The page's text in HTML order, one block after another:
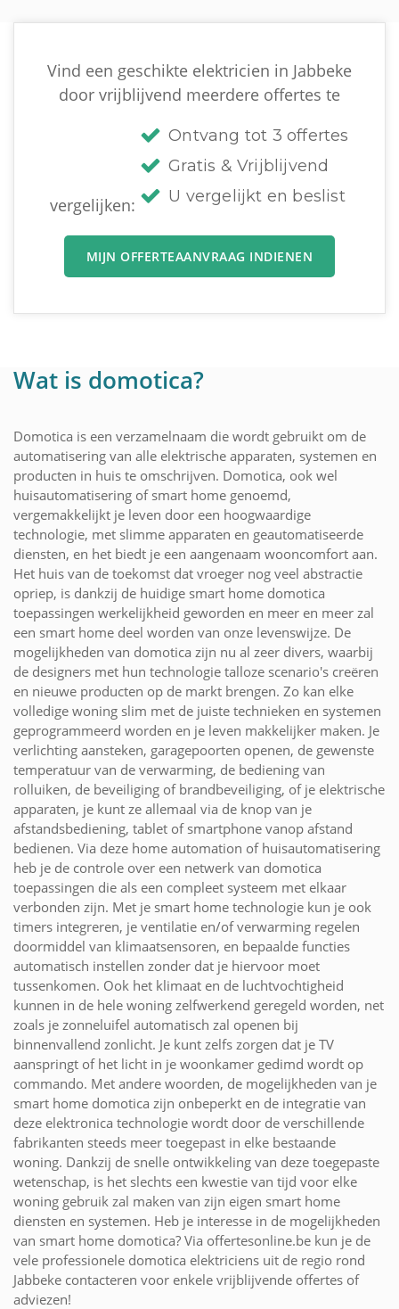
Vind een geschikte elektricien in Jabbeke
door vrijblijvend meerdere offertes te
vergelijken:
Ontvang tot 3 offertes
Gratis & Vrijblijvend
U vergelijkt en beslist
MIJN OFFERTEAANVRAAG INDIENEN
Wat is domotica?
Domotica is een verzamelnaam die wordt gebruikt om de
automatisering van alle elektrische apparaten, systemen en
producten in huis te omschrijven. Domotica, ook wel
huisautomatisering of smart home genoemd,
vergemakkelijkt je leven door een hoogwaardige
technologie, met slimme apparaten en geautomatiseerde
diensten, en het biedt je een aangenaam wooncomfort aan.
Het huis van de toekomst dat vroeger nog veel abstractie
opriep, is dankzij de huidige smart home domotica
toepassingen werkelijkheid geworden en meer en meer zal
een smart home deel worden van onze levenswijze. De
mogelijkheden van domotica zijn nu al zeer divers, waarbij
de designers met hun technologie talloze scenario's creëren
en nieuwe producten op de markt brengen. Zo kan elke
volledige woning slim met de juiste technieken en systemen
geprogrammeerd worden en je leven makkelijker maken. Je
verlichting aansteken, garagepoorten openen, de gewenste
temperatuur van de verwarming, de bediening van
rolluiken, de beveiliging of brandbeveiliging, of je elektrische
apparaten, je kunt ze allemaal via de knop van je
afstandsbediening, tablet of smartphone vanop afstand
bedienen. Via deze home automation of huisautomatisering
heb je de controle over een netwerk van domotica
toepassingen die als een compleet systeem met elkaar
verbonden zijn. Met je smart home technologie kun je ook
timers integreren, je ventilatie en/of verwarming regelen
doormiddel van klimaatsensoren, en bepaalde functies
automatisch instellen zonder dat je hiervoor moet
tussenkomen. Ook het klimaat en de luchtvochtigheid
kunnen in de hele woning zelfwerkend geregeld worden, net
zoals je zonneluifel automatisch zal openen bij
binnenvallend zonlicht. Je kunt zelfs zorgen dat je TV
aanspringt of het licht in je woonkamer gedimd wordt op
commando. Met andere woorden, de mogelijkheden van je
smart home domotica zijn onbeperkt en de integratie van
deze elektronica technologie wordt door de verschillende
fabrikanten steeds meer toegepast in elke bestaande
woning. Dankzij de snelle ontwikkeling van deze toegepaste
wetenschap, is het slechts een kwestie van tijd voor elke
woning gebruik zal maken van zijn eigen smart home
diensten en systemen. Heb je interesse in de mogelijkheden
van smart home domotica? Via offertesonline.be kun je de
vele professionele domotica elektriciens uit de regio rond
Jabbeke contacteren voor enkele vrijblijvende offertes of
adviezen!